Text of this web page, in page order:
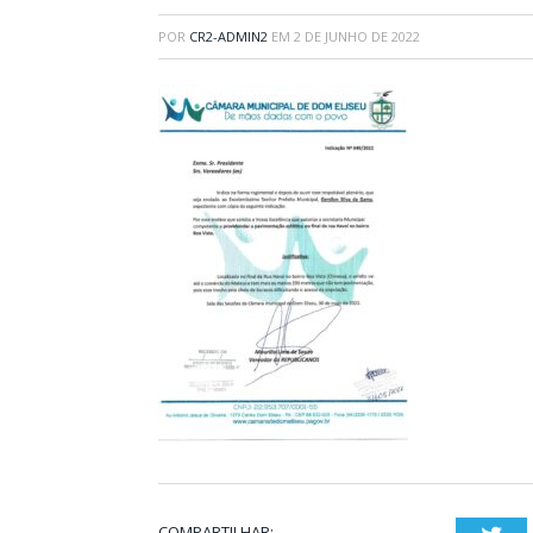
POR CR2-ADMIN2 EM 2 DE JUNHO DE 2022